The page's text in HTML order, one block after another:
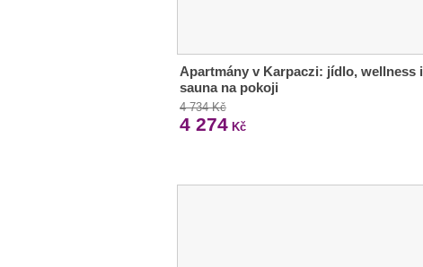
Apartmány v Karpaczi: jídlo, wellness i
sauna na pokoji
4 734 Kč
4 274 Kč